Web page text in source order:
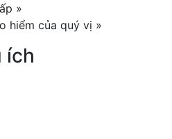
»
hiểm của quý vị »
ích